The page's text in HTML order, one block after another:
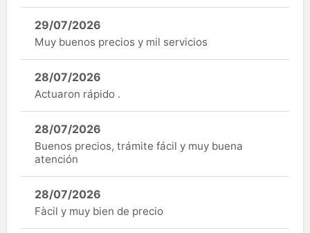
29/07/2026
Muy buenos precios y mil servicios
28/07/2026
Actuaron rápido .
28/07/2026
Buenos precios, trámite fácil y muy buena
atención
28/07/2026
Fàcil y muy bien de precio